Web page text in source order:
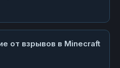
от взрывов в Minecraft